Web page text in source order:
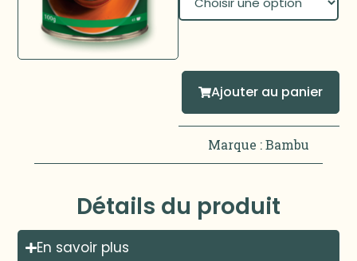
Ajouter au panier
Marque :Bambu
Détails du produit
En savoir plus